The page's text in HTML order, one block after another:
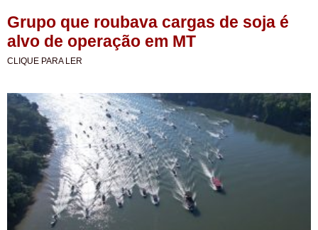
Grupo que roubava cargas de soja é
alvo de operação em MT
CLIQUE PARA LER